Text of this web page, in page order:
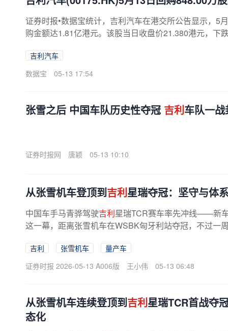
证券时报•数据宝统计，吉利汽车在港交所公告显示，5
购金额达1.81亿港元。该股当日收盘价21.380港元，下
吉利汽车
数据宝
05-13 17:54
张雪之后 中国车队历史性夺冠 吉利车队一
证券时报网 唐颖 05-13 10:10
从张雪机车登顶到吉利星瑞夺冠：坚守与体
中国车手马青骅驾驶吉利星瑞TCR赛车率先冲线——新
这一幕，距离张雪机车在WSBK匈牙利站夺冠，不过一
吉利 张雪机车
量产车
证券时报 2026-05-13 A006版
王小伟 05-13 06:48
从张雪机车连续登顶到吉利星瑞TCR首战夺
态化